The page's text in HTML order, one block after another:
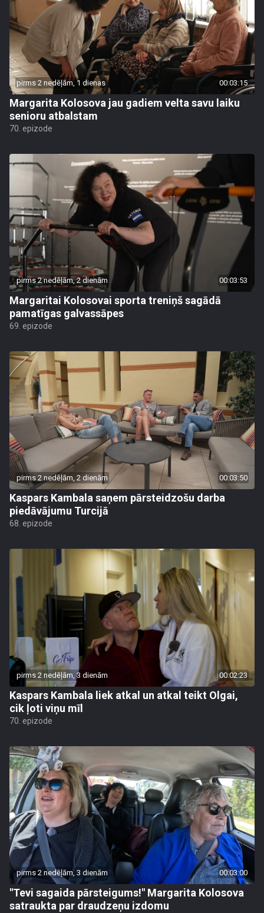
pirms 2 nedēļām, 1 dienas 00:03:15
Margarita Kolosova jau gadiem velta savu laiku
senioru atbalstam
70. epizode
pirms 2 nedēļām, 2 dienām 00:03:53
Margaritai Kolosovai sporta treniņš sagādā
pamatīgas galvassāpes
69. epizode
pirms 2 nedēļām, 2 dienām 00:03:50
Kaspars Kambala saņem pārsteidzošu darba
piedāvājumu Turcijā
68. epizode
pirms 2 nedēļām, 3 dienām 00:02:23
Kaspars Kambala liek atkal un atkal teikt Olgai,
cik ļoti viņu mīl
70. epizode
pirms 2 nedēļām, 3 dienām 00:03:00
"Tevi sagaida pārsteigums!" Margarita Kolosova
satraukta par draudzeņu izdomu